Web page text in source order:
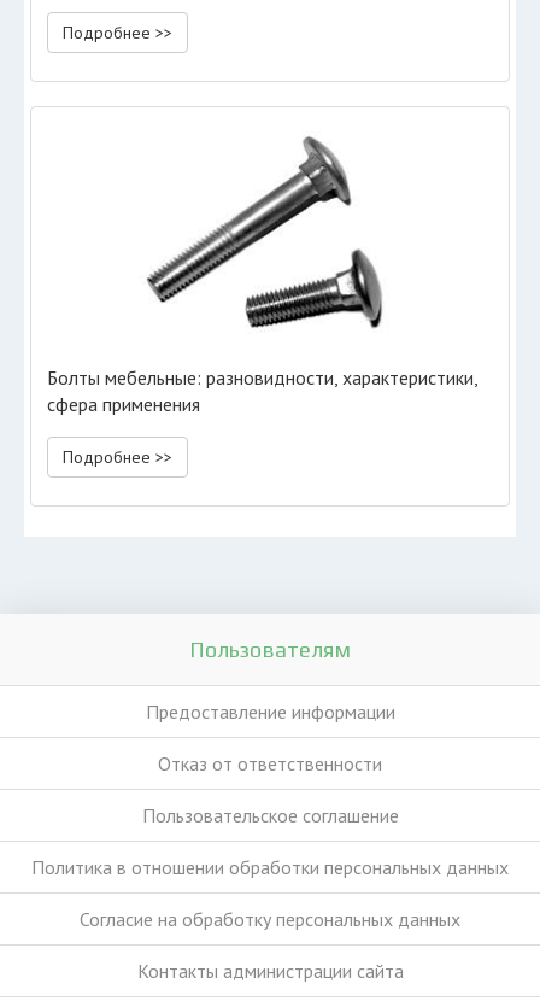
Подробнее >>
Болты мебельные: разновидности, характеристики,
сфера применения
Подробнее >>
Пользователям
Предоставление информации
Отказ от ответственности
Пользовательское соглашение
Политика в отношении обработки персональных данных
Согласие на обработку персональных данных
Контакты администрации сайта